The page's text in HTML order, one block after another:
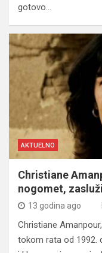
gotovo…
AKTUELNO
Christiane
nogomet,
13 godina ago
Christiane
tokom rata od 1992.